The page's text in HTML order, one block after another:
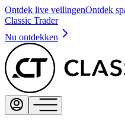
Ontdek live veilingenOntdek
Classic Trader
Nu ontdekken